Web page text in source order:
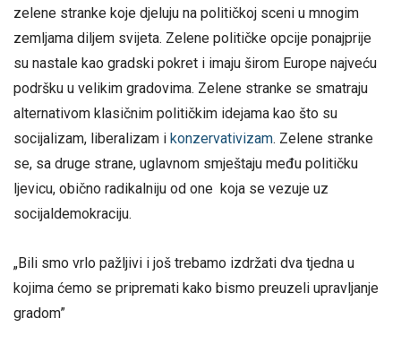
zelene stranke koje djeluju na političkoj sceni u mnogim
zemljama diljem svijeta. Zelene političke opcije ponajprije
su nastale kao gradski pokret i imaju širom Europe najveću
podršku u velikim gradovima. Zelene stranke se smatraju
alternativom klasičnim političkim idejama kao što su
socijalizam, liberalizam i konzervativizam. Zelene stranke
se, sa druge strane, uglavnom smještaju među političku
ljevicu, obično radikalniju od one koja se vezuje uz
socijaldemokraciju.
„Bili smo vrlo pažljivi i još trebamo izdržati dva tjedna u
kojima ćemo se pripremati kako bismo preuzeli upravljanje
gradom”